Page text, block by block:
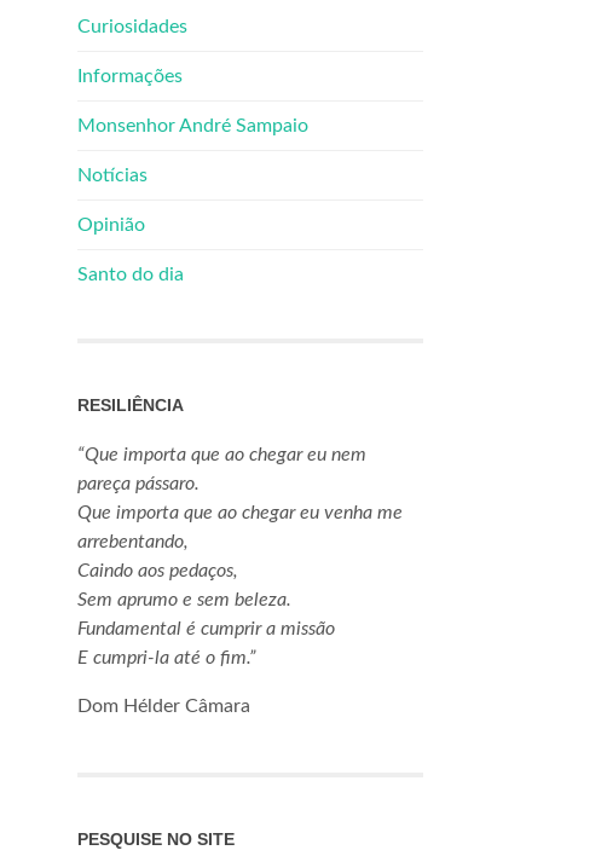
Curiosidades
Informações
Monsenhor André Sampaio
Notícias
Opinião
Santo do dia
RESILIÊNCIA
“Que importa que ao chegar eu nem
pareça pássaro.
Que importa que ao chegar eu venha me
arrebentando,
Caindo aos pedaços,
Sem aprumo e sem beleza.
Fundamental é cumprir a missão
E cumpri-la até o fim.”
Dom Hélder Câmara
PESQUISE NO SITE